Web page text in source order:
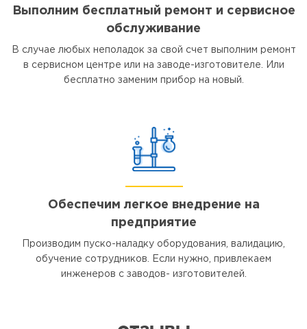
Выполним бесплатный ремонт и сервисное
обслуживание
В случае любых неполадок за свой счет выполним ремонт
в сервисном центре или на заводе-изготовителе. Или
бесплатно заменим прибор на новый.
Обеспечим легкое внедрение на
предприятие
Производим пуско-наладку оборудования, валидацию,
обучение сотрудников. Если нужно, привлекаем
инженеров с заводов- изготовителей.